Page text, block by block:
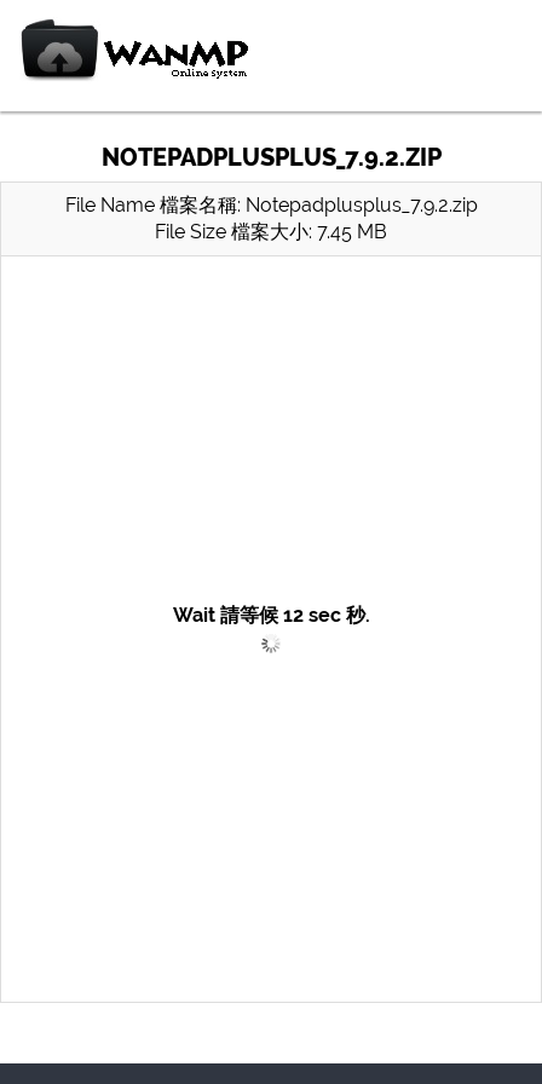
NOTEPADPLUSPLUS_7.9.2.ZIP
File Name 檔案名稱: Notepadplusplus_7.9.2.zip
File Size 檔案大小: 7.45 MB
Wait 請等候 12sec 秒.